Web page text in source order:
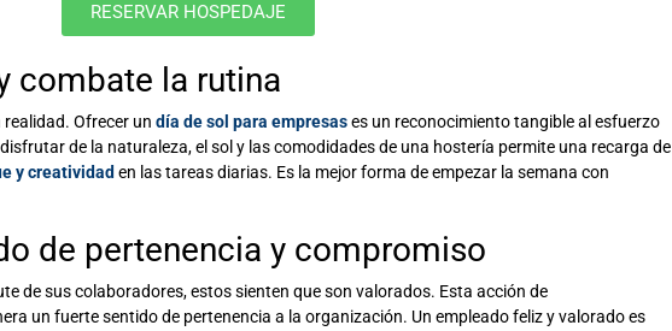
RESERVAR HOSPEDAJE
combate la rutina
realidad. Ofrecer un día de sol para empresases un reconocimiento tangible al esfuerzo
de la naturaleza, el sol y las comodidades de una hostería permite una recarga de
y creatividad en las tareas diarias. Es la mejor forma de empezar la semana con
de pertenencia y compromiso
de sus colaboradores, estos sienten que son valorados. Esta acción de
un fuerte sentido de pertenencia a la organización. Un empleado feliz y valorado es